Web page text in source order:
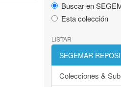
Buscar en
Esta colección
LISTAR
SEGEMAR
Colecciones &